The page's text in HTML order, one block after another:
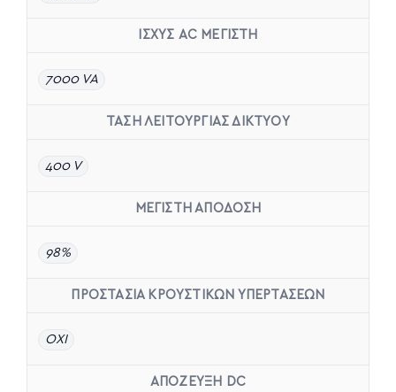
ΙΣΧΥΣ AC ΜΕΓΙΣΤΗ
7000 VA
ΤΑΣΗ ΛΕΙΤΟΥΡΓΙΑΣ ΔΙΚΤΥΟΥ
400 V
ΜΕΓΙΣΤΗ ΑΠΟΔΟΣΗ
98%
ΠΡΟΣΤΑΣΙΑ ΚΡΟΥΣΤΙΚΩΝ ΥΠΕΡΤΑΣΕΩΝ
ΟΧΙ
ΑΠΟΖΕΥΞΗ DC